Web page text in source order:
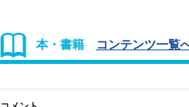
本・書籍 コンテンツ一覧